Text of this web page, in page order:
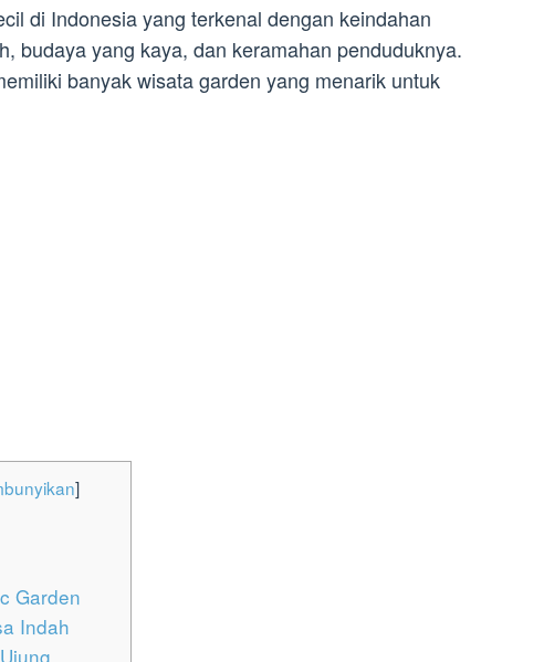
di Indonesia yang terkenal dengan keindahan
budaya yang kaya, dan keramahan penduduknya.
banyak wisata garden yang menarik untuk
]
Garden
Indah